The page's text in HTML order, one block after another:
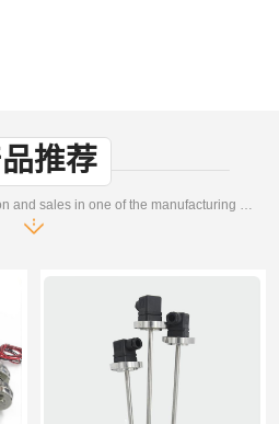
推荐